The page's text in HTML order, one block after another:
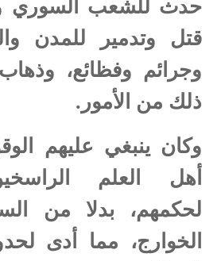
حدث للشعب السوري
قتل وتدمير للمدن
وجرائم وفظائع،
ذلك من الأمور.
وكان ينبغي عليهم
أهل العلم
لحكمهم، بدلا من
الخوارج، مما أدى